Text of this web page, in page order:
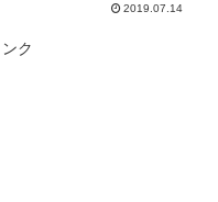
2019.07.14
ク